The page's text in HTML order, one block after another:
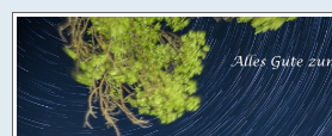
n
g
e
e
n